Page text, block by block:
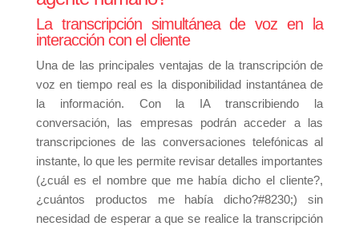
La transcripción simultánea de voz en la
interacción con el cliente
Una de las principales ventajas de la transcripción de
voz en tiempo real es la disponibilidad instantánea de
la información. Con la IA transcribiendo la
conversación, las empresas podrán acceder a las
transcripciones de las conversaciones telefónicas al
instante, lo que les permite revisar detalles importantes
(¿cuál es el nombre que me había dicho el cliente?,
¿cuántos productos me había dicho?#8230;) sin
necesidad de esperar a que se realice la transcripción